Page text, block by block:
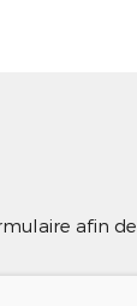
afin de